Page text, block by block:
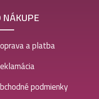
in Red –
– P1028
NÁKUPE
a platba
podmienky